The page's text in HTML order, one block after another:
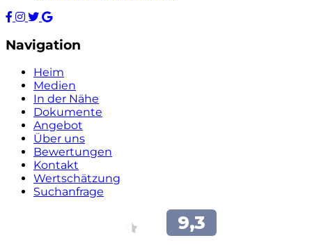
Navigation
Heim
Medien
In der Nähe
Dokumente
Angebot
Über uns
Bewertungen
Kontakt
Wertschätzung
Suchanfrage